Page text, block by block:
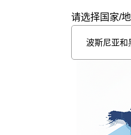
请选择国家/地
波斯尼亚和